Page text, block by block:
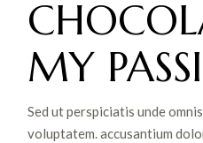
MY
Sed ut perspiciatis unde
voluptatem. accusantium